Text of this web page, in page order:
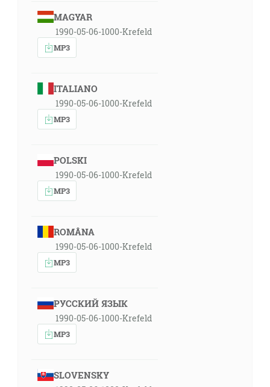
MAGYAR
1990-05-06-1000-Krefeld
MP3
ITALIANO
1990-05-06-1000-Krefeld
MP3
POLSKI
1990-05-06-1000-Krefeld
MP3
ROMÂNA
1990-05-06-1000-Krefeld
MP3
РУССКИЙ ЯЗЫК
1990-05-06-1000-Krefeld
MP3
SLOVENSKY